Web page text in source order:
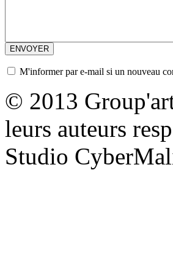
M'informer par e-mail si un nouveau
© 2013
leurs auteurs
Studio